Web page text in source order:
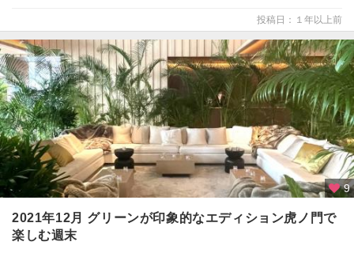
投稿日：１年以上前
9
2021年12月 グリーンが印象的なエディション虎ノ門で
楽しむ週末